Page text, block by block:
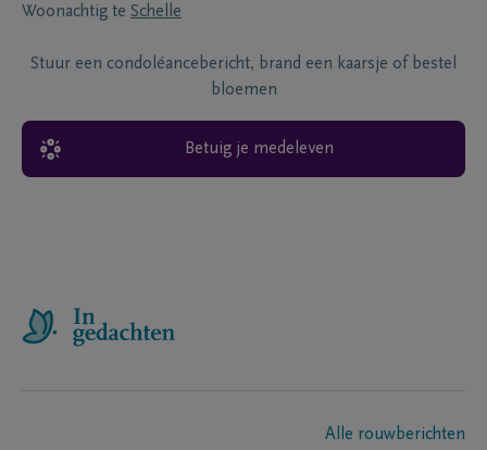
Woonachtig te Schelle
Stuur een condoléancebericht, brand een kaarsje of bestel
bloemen
Betuig je medeleven
Alle rouwberichten